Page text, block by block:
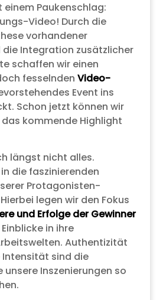
einem Paukenschlag:
Video! Durch die
vorhandener
die Integration zusätzlicher
schaffen wir einen
fesselnden Video-
Event ins
Schon jetzt können wir
das kommende Highlight
längst nicht alles.
die faszinierenden
Protagonisten-
legen wir den Fokus
und Erfolge der Gewinner
in ihre
Authentizität
sind die
unsere Inszenierungen so